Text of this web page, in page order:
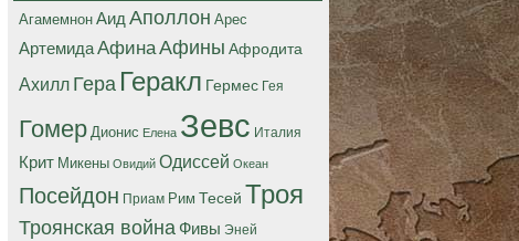
АгамемнонАидАполлон Арес
АртемидаАфинаАфины Афродита
АхиллГера Геракл Гермес Гея
ГомерДионис Елена Зевс Италия
Крит Микены Овидий Одиссей Океан
Посейдон Приам Рим Тесей Троя
Троянская войнаФивы Эней